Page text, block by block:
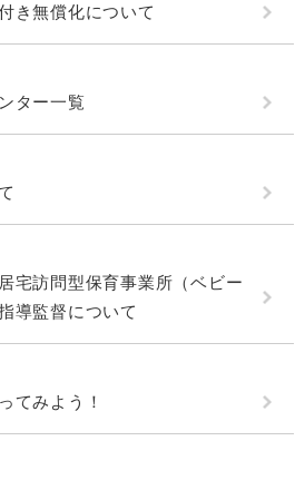
き無償化について
ター一覧
宅訪問型保育事業所（ベビー
導監督について
てみよう！